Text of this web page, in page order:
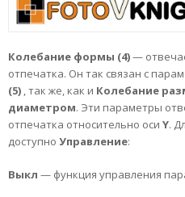
Колебание формы (4)—
отпечатка. Он так связан с
(5) , так же, как и Колебание
диаметром. Эти параметры
отпечатка относительно оси Y.
доступно Управление:
Выкл — функция управления